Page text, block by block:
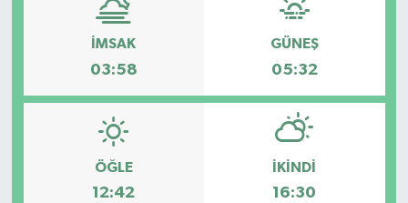
İMSAK
03:58
GÜNEŞ
05:32
ÖĞLE
12:42
İKINDI
16:30
KÜLTÜR-SANAT
MEDYA
ÖZEL HABER
POLİTİKA